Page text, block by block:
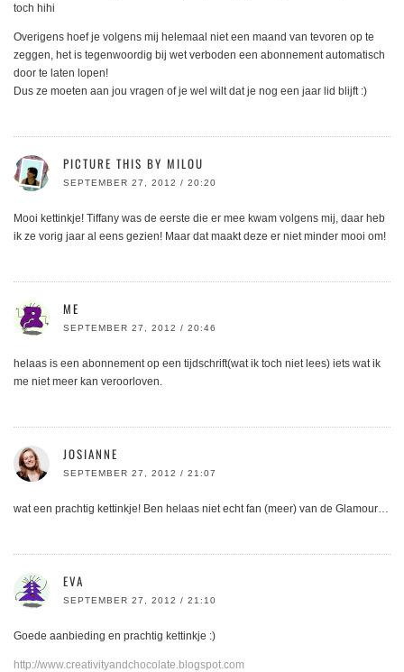
toch hihi
Overigens hoef je volgens mij helemaal niet een maand van tevoren op te
zeggen, het is tegenwoordig bij wet verboden een abonnement automatisch
door te laten lopen!
Dus ze moeten aan jou vragen of je wel wilt dat je nog een jaar lid blijft :)
PICTURE THIS BY MILOU
SEPTEMBER 27, 2012 / 20:20
Mooi kettinkje! Tiffany was de eerste die er mee kwam volgens mij, daar heb
ik ze vorig jaar al eens gezien! Maar dat maakt deze er niet minder mooi om!
ME
SEPTEMBER 27, 2012 / 20:46
helaas is een abonnement op een tijdschrift(wat ik toch niet lees) iets wat ik
me niet meer kan veroorloven.
JOSIANNE
SEPTEMBER 27, 2012 / 21:07
wat een prachtig kettinkje! Ben helaas niet echt fan (meer) van de Glamour…
EVA
SEPTEMBER 27, 2012 / 21:10
Goede aanbieding en prachtig kettinkje :)
http://www.creativityandchocolate.blogspot.com